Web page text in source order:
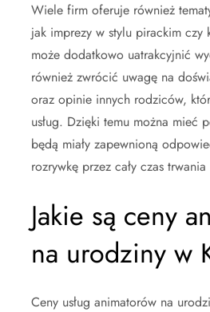
Wiele firm oferuje również
jak imprezy w stylu pirackim czy
może dodatkowo uatrakcyjnić
również zwrócić uwagę na
oraz opinie innych rodziców,
usług. Dzięki temu można mieć
będą miały zapewnioną
rozrywkę przez cały czas
Jakie są ceny
na urodziny w
Ceny usług animatorów na